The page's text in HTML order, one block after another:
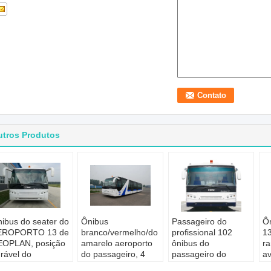
Produtos
do seater do
13 de
posição
do
Ônibus
branco/vermelho/do
amarelo aeroporto
do passageiro, 4
Passageiro do
profissional 102
ônibus do
passageiro do